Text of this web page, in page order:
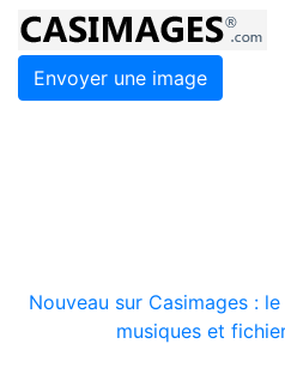
Envoyer une image
Nouveau sur Casimages :
musiques et